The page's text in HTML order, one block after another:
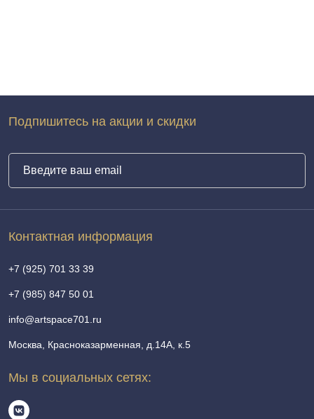
Контактная информация
+7 (925) 701 33 39
+7 (985) 847 50 01
info@artspace701.ru
Москва, Красноказарменная, д.14А, к.5
Мы в социальных сетях:
Подпишитесь на акции и скидки